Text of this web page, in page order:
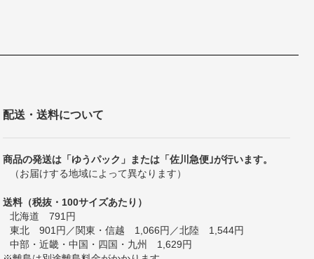
配送・送料について
商品の発送は「ゆうパック」または「佐川急便｣が行います。
（お届けする地域によって異なります）
送料（税抜・100サイズあたり）
北海道 791円
東北 901円／関東・信越 1,066円／北陸 1,544円
中部・近畿・中国・四国・九州 1,629円